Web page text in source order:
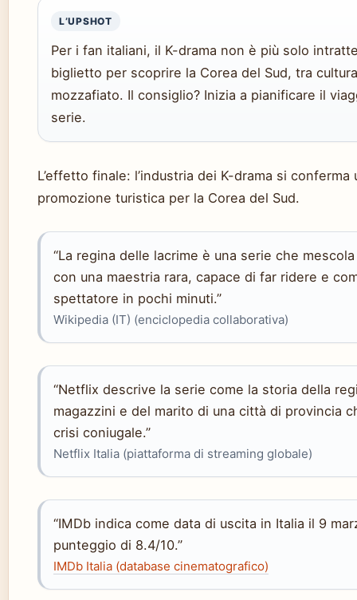
L’UPSHOT
Per i fan italiani, il K-drama non è più solo
biglietto per scoprire la Corea del Sud, tra
mozzafiato. Il consiglio? Inizia a pianificare il
serie.
L’effetto finale: l’industria dei K-drama si
promozione turistica per la Corea del Sud.
“La regina delle lacrime è una serie che
con una maestria rara, capace di far ridere e
spettatore in pochi minuti.”
Wikipedia (IT) (enciclopedia collaborativa)
“Netflix descrive la serie come la storia della
magazzini e del marito di una città di provincia
crisi coniugale.”
Netflix Italia (piattaforma di streaming globale)
“IMDb indica come data di uscita in Italia il 9
punteggio di 8.4/10.”
IMDb Italia (database cinematografico)